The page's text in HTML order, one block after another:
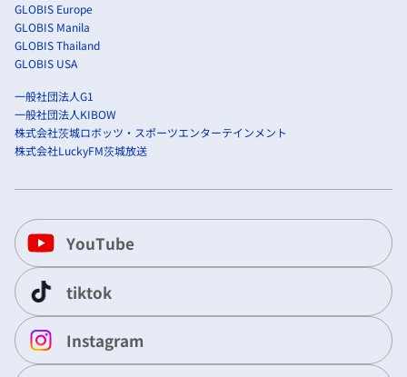
GLOBIS Europe
GLOBIS Manila
GLOBIS Thailand
GLOBIS USA
一般社団法人G1
一般社団法人KIBOW
株式会社茨城ロボッツ・スポーツエンターテインメント
株式会社LuckyFM茨城放送
YouTube
tiktok
Instagram